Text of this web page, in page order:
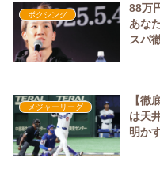
ボクシング
88万
あな
スパ
メジャーリーグ
【徹
は天
明か